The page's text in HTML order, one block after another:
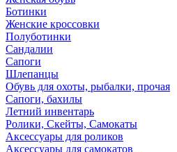
Ботинки
Женские кроссовки
Полуботинки
Сандалии
Сапоги
Шлепанцы
Обувь для охоты, рыбалки, прочая
Сапоги, бахилы
Летний инвентарь
Ролики, Скейты, Самокаты
Аксессуары для роликов
Аксессуары для самокатов